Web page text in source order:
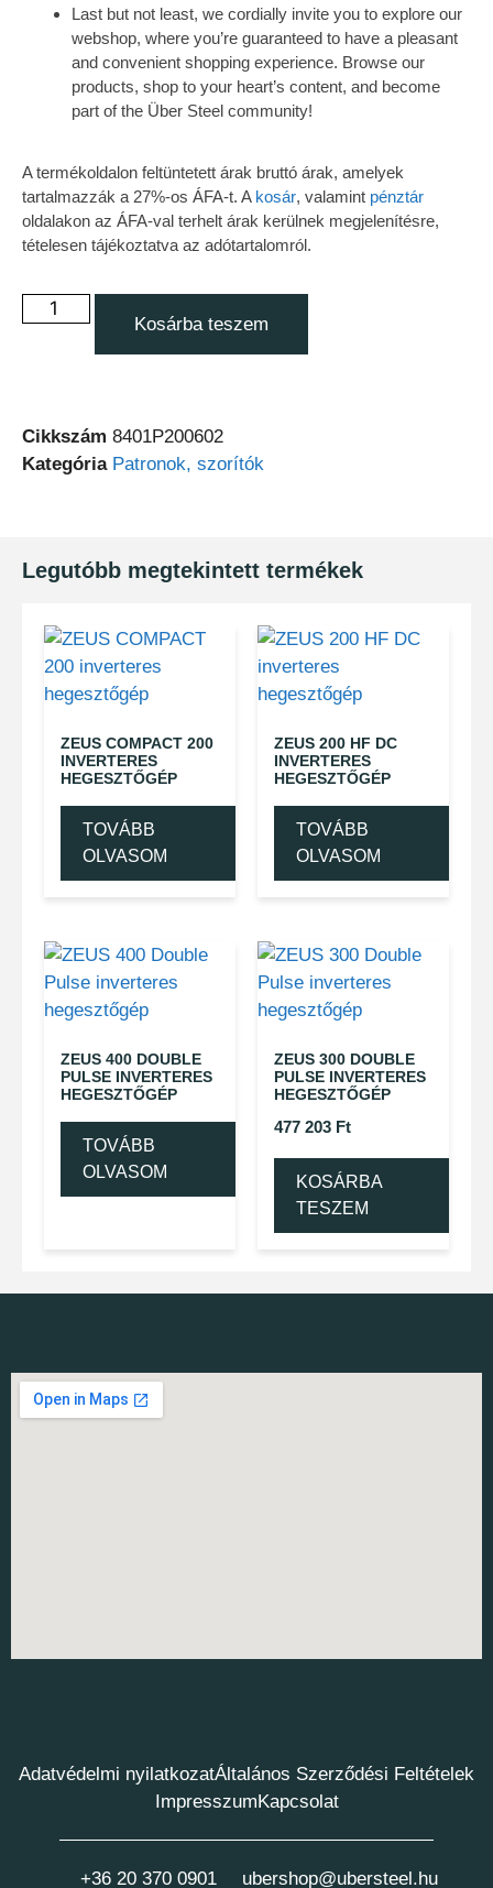
Last but not least, we cordially invite you to explore our
webshop, where you’re guaranteed to have a pleasant
and convenient shopping experience. Browse our
products, shop to your heart’s content, and become
part of the Über Steel community!
A termékoldalon feltüntetett árak bruttó árak, amelyek
tartalmazzák a 27%-os ÁFA-t. A kosár, valamint pénztár
oldalakon az ÁFA-val terhelt árak kerülnek megjelenítésre,
tételesen tájékoztatva az adótartalomról.
Kosárba teszem
Cikkszám 8401P200602
Kategória Patronok, szorítók
Legutóbb megtekintett termékek
ZEUS COMPACT 200
INVERTERES
HEGESZTŐGÉP
TOVÁBB
OLVASOM
ZEUS 200 HF DC
INVERTERES
HEGESZTŐGÉP
TOVÁBB
OLVASOM
ZEUS 400 DOUBLE
PULSE INVERTERES
HEGESZTŐGÉP
TOVÁBB
OLVASOM
ZEUS 300 DOUBLE
PULSE INVERTERES
HEGESZTŐGÉP
477 203 Ft
KOSÁRBA
TESZEM
Adatvédelmi nyilatkozatÁltalános Szerződési Feltételek
Impresszum Kapcsolat
+36 20 370 0901 ubershop@ubersteel.hu